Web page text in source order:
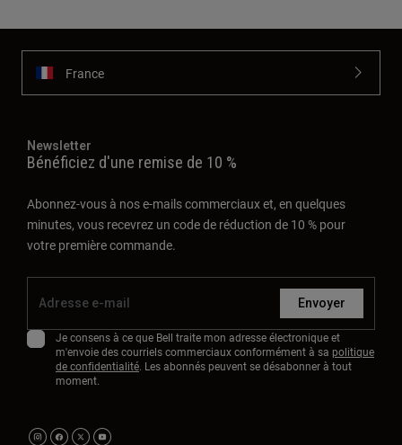
France
Newsletter
Bénéficiez d'une remise de 10 %
Abonnez-vous à nos e-mails commerciaux et, en quelques
minutes, vous recevrez un code de réduction de 10 % pour
votre première commande.
Envoyer
Je consens à ce que Bell traite mon adresse électronique et
m'envoie des courriels commerciaux conformément à sa politique
de confidentialité. Les abonnés peuvent se désabonner à tout
moment.